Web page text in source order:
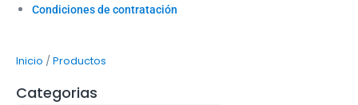
Condiciones de contratación
Inicio /Productos
Categorias